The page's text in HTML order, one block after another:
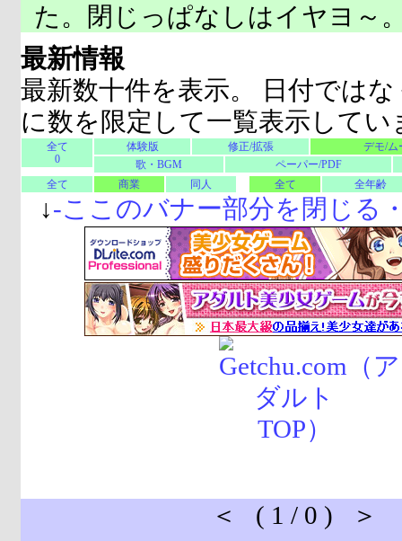
た。閉じっぱなしはイヤヨ～
最新情報
最新数十件を表示。 日付では
に数を限定して一覧表示してい
全て
0
体験版 修正/拡張
デモ/ム
歌・BGM
ペーパー/PDF
全て
商業 同人 全て 全年齢
↓-ここのバナー部分を閉じる
＜ ( 1 / 0 ) ＞